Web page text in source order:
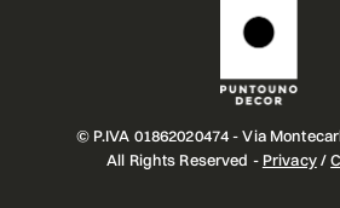
© P.IVA 01862020474 - Via
All Rights Reserved - Privacy/